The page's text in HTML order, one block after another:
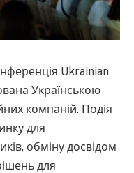
Ukrainian
Українською
компаній. Подія
для
обміну досвідом
для